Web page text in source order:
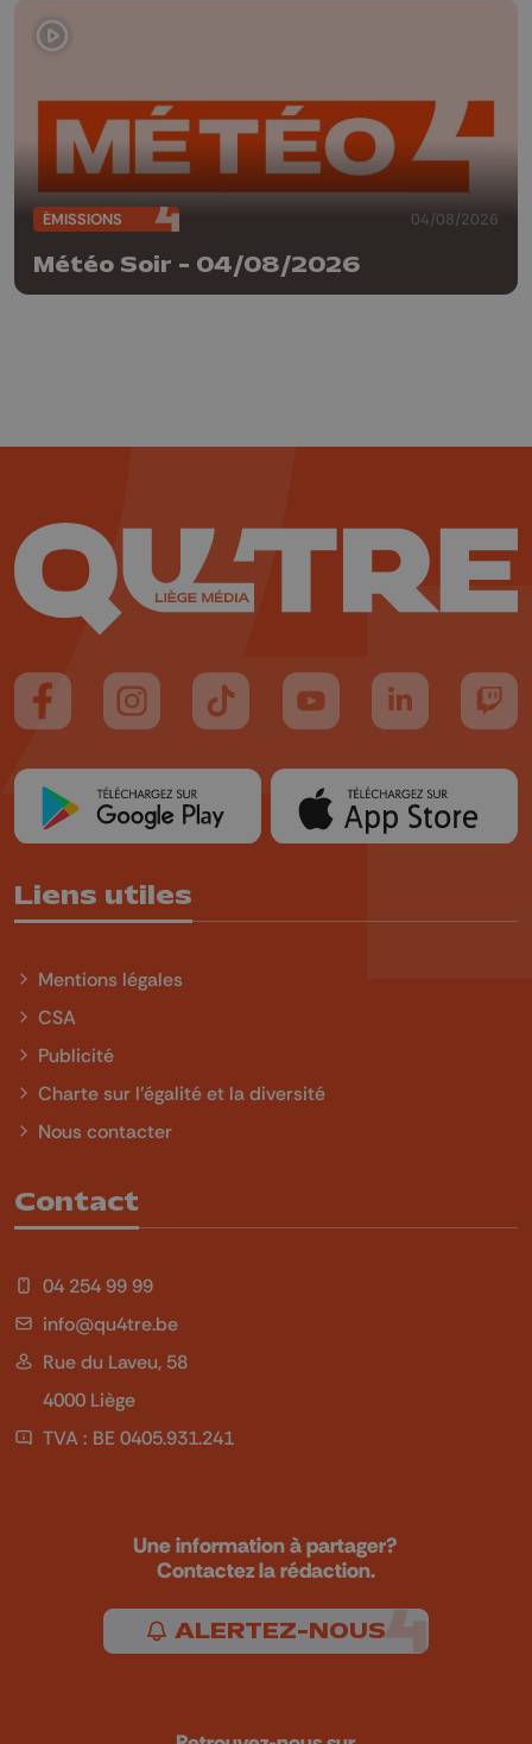
ÉMISSIONS 04/08/2026
Météo Soir - 04/08/2026
Suivez-nous sur FaceBook
Suivez-nous sur Instagram
Suivez-nous sur TikTok
Suivez-nous sur YouTube
Suivez-nous
Liens utiles
Mentions légales
CSA
Publicité
Charte sur l'égalité et la diversité
Nous contacter
Contact
04 254 99 99
info@qu4tre.be
Rue du Laveu, 58
4000 Liège
TVA : BE 0405.931.241
Une information à partager?
Contactez la rédaction.
ALERTEZ-NOUS